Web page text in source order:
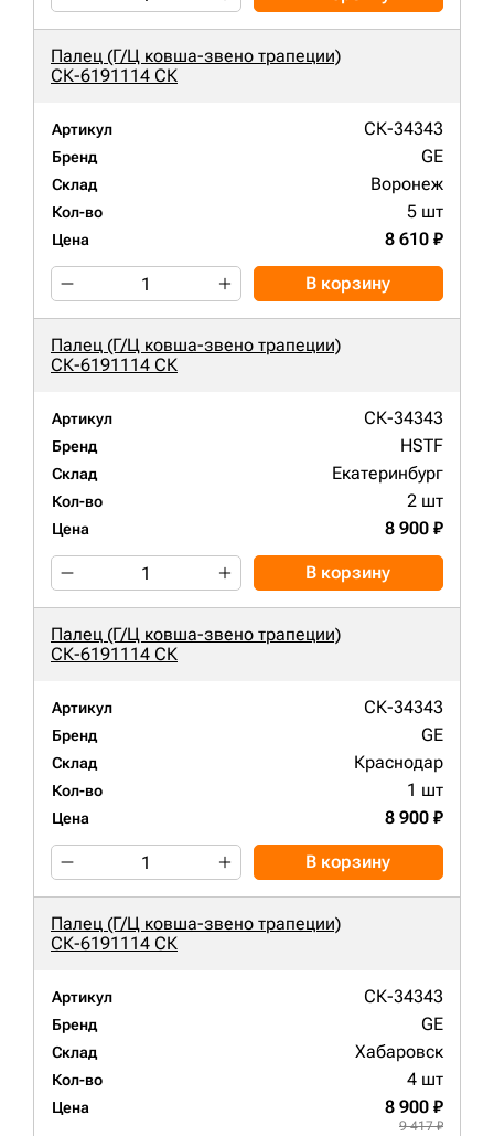
Палец (Г/Ц ковша-звено трапеции)
СК-6191114 СК
Артикул СК-34343
Бренд GE
Склад Воронеж
Кол-во 5 шт
Цена 8 610 ₽
В корзину
Палец (Г/Ц ковша-звено трапеции)
СК-6191114 СК
Артикул СК-34343
Бренд HSTF
Склад Екатеринбург
Кол-во 2 шт
Цена 8 900 ₽
В корзину
Палец (Г/Ц ковша-звено трапеции)
СК-6191114 СК
Артикул СК-34343
Бренд GE
Склад Краснодар
Кол-во 1 шт
Цена 8 900 ₽
В корзину
Палец (Г/Ц ковша-звено трапеции)
СК-6191114 СК
Артикул СК-34343
Бренд GE
Склад Хабаровск
Кол-во 4 шт
Цена 8 900 ₽
9 417 ₽